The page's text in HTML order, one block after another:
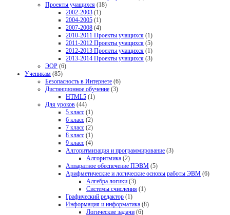
Проекты учащихся (18)
2002-2003 (1)
2004-2005 (1)
2007-2008 (4)
2010-2011 Проекты учащихся (1)
2011-2012 Проекты учащихся (5)
2012-2013 Проекты учащихся (1)
2013-2014 Проекты учащихся (3)
ЭОР (6)
Ученикам (85)
Безопасность в Интернете (6)
Дистанционное обучение (3)
HTML5 (1)
Для уроков (44)
5 класс (1)
6 класс (2)
7 класс (2)
8 класс (1)
9 класс (4)
Алгоритмизация и программирование (3)
Алгоритмика (2)
Аппаратное обеспечение ПЭВМ (5)
Арифметические и логические основы работы ЭВМ (6)
Алгебра логики (3)
Системы счисления (1)
Графический редактор (1)
Информация и информатика (8)
Логические задачи (6)